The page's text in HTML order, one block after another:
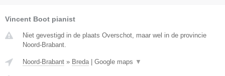
Vincent Boot pianist
Niet gevestigd in de plaats Overschot, maar wel in de provincie
Noord-Brabant.
Noord-Brabant » Breda| Google maps ▼